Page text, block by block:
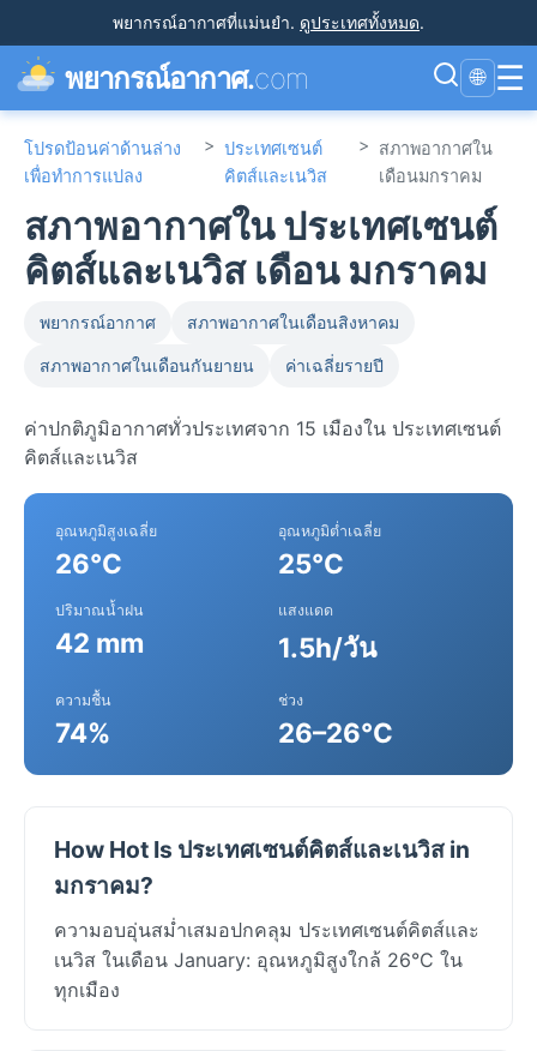
พยากรณ์อากาศที่แม่นยำ. ดูประเทศทั้งหมด.
พยากรณ์อากาศ.com 🌐 ☰
โปรดป้อนค่าด้านล่าง
เพื่อทำการแปลง
> ประเทศเซนต์
คิตส์และเนวิส
> สภาพอากาศใน
เดือนมกราคม
สภาพอากาศใน ประเทศเซนต์
คิตส์และเนวิส เดือน มกราคม
พยากรณ์อากาศ สภาพอากาศในเดือนสิงหาคม
สภาพอากาศในเดือนกันยายน ค่าเฉลี่ยรายปี
ค่าปกติภูมิอากาศทั่วประเทศจาก 15 เมืองใน ประเทศเซนต์
คิตส์และเนวิส
อุณหภูมิสูงเฉลี่ย
26°C
อุณหภูมิต่ำเฉลี่ย
25°C
ปริมาณน้ำฝน
42 mm
แสงแดด
1.5h/วัน
ความชื้น
74%
ช่วง
26–26°C
How Hot Is ประเทศเซนต์คิตส์และเนวิส in
มกราคม?
ความอบอุ่นสม่ำเสมอปกคลุม ประเทศเซนต์คิตส์และ
เนวิส ในเดือน January: อุณหภูมิสูงใกล้ 26°C ใน
ทุกเมือง